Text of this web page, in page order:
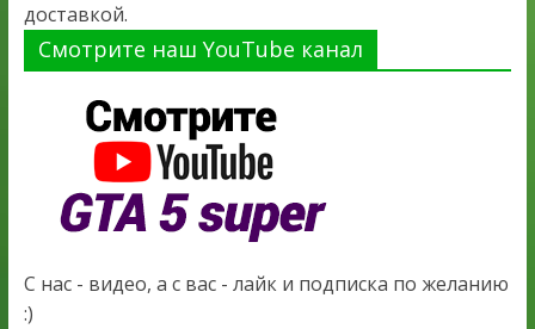
доставкой.
Смотрите наш YouTube канал
С нас - видео, а с вас - лайк и подписка по желанию
:)